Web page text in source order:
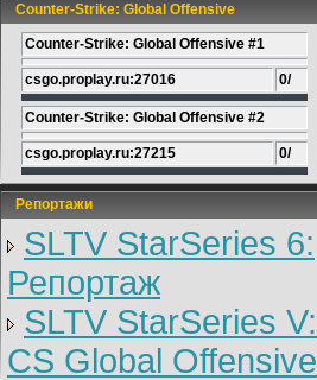
Counter-Strike: Global Offensive
Counter-Strike: Global Offensive #1
csgo.proplay.ru:27016 0/
Counter-Strike: Global Offensive #2
csgo.proplay.ru:27215 0/
Репортажи
SLTV StarSeries 6:
Репортаж
SLTV StarSeries V:
CS Global Offensive